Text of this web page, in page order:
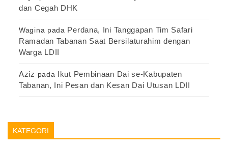
dan Cegah DHK
Wagina pada Perdana, Ini Tanggapan Tim Safari
Ramadan Tabanan Saat Bersilaturahim dengan
Warga LDII
Aziz pada Ikut Pembinaan Dai se-Kabupaten
Tabanan, Ini Pesan dan Kesan Dai Utusan LDII
KATEGORI